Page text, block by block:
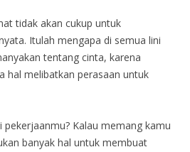
tidak akan cukup untuk
Itulah mengapa di semua lini
tentang cinta, karena
hal melibatkan perasaan untuk
pekerjaanmu? Kalau memang kamu
banyak hal untuk membuat